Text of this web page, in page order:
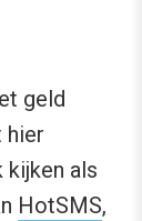
geld
hier
kijken als
HotSMS,